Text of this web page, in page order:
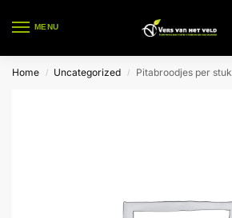
MENU
Home / Uncategorized / Pitabroodjes per stuk